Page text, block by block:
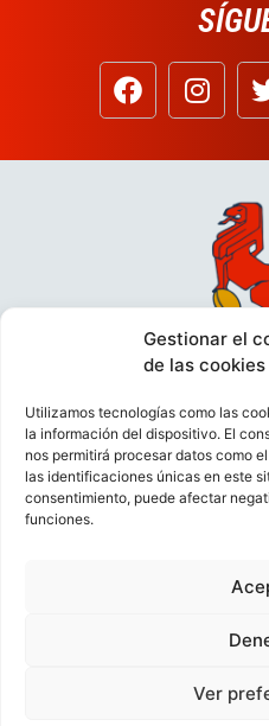
Gestionar el
de las cookies
Utilizamos tecnologías como las
la información del dispositivo. El
nos permitirá procesar datos como
las identificaciones únicas en este
consentimiento, puede afectar
funciones.
Ver
VIDEOCONFERENCIAS
© FEDERACIÓN